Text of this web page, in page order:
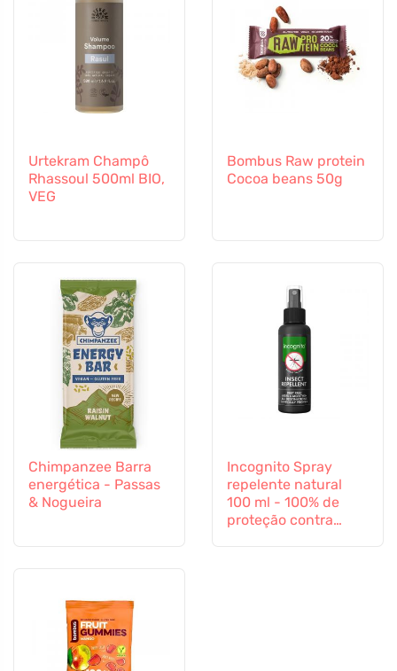
Urtekram Champô
Rhassoul 500ml BIO,
VEG
Bombus Raw protein
Cocoa beans 50g
Chimpanzee Barra
energética - Passas
& Nogueira
Incognito Spray
repelente natural
100 ml - 100% de
proteção contra